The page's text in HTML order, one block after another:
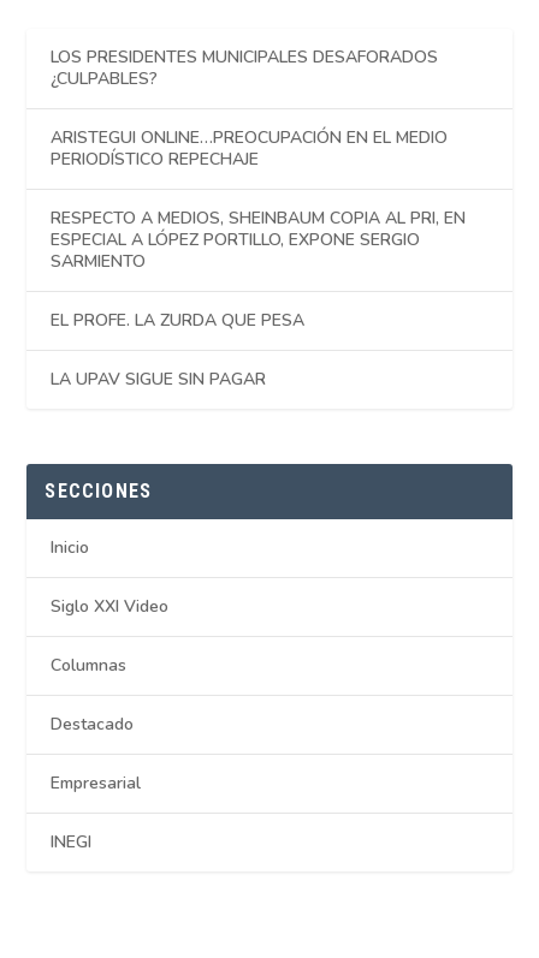
LOS PRESIDENTES MUNICIPALES DESAFORADOS
¿CULPABLES?
ARISTEGUI ONLINE…PREOCUPACIÓN EN EL MEDIO
PERIODÍSTICO REPECHAJE
RESPECTO A MEDIOS, SHEINBAUM COPIA AL PRI, EN
ESPECIAL A LÓPEZ PORTILLO, EXPONE SERGIO
SARMIENTO
EL PROFE. LA ZURDA QUE PESA
LA UPAV SIGUE SIN PAGAR
SECCIONES
Inicio
Siglo XXI Video
Columnas
Destacado
Empresarial
INEGI